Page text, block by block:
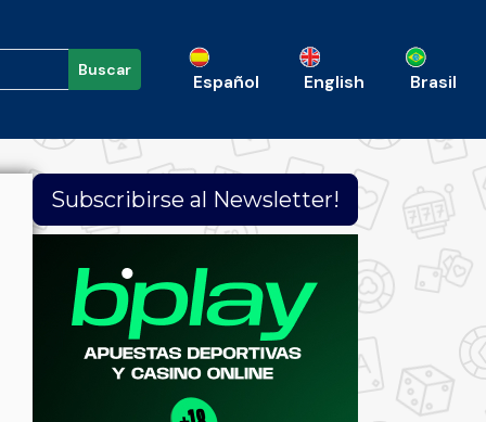
Buscar
Español English Brasil
Subscribirse al Newsletter!